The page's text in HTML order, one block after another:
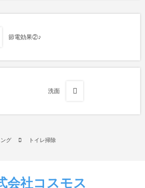
節電効果②♪
洗面
グ トイレ掃除
会社コスモス